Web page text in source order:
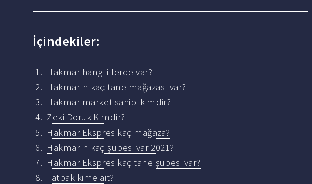
İçindekiler:
Hakmar hangi illerde var?
Hakmarın kaç tane mağazası var?
Hakmar market sahibi kimdir?
Zeki Doruk Kimdir?
Hakmar Ekspres kaç mağaza?
Hakmarın kaç şubesi var 2021?
Hakmar Ekspres kaç tane şubesi var?
Tatbak kime ait?